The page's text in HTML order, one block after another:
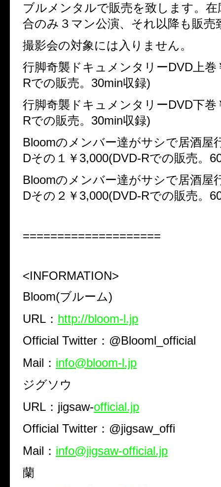
ブルメンタルで販売を致します。
合のみ３マン公演、それ以降も販売
撮影会の対象には入りません。
行脚奇襲ドキュメンタリーDVD上巻
Rでの販売。30min収録)
行脚奇襲ドキュメンタリーDVD下巻
Rでの販売。30min収録)
Bloomのメンバー達がサシで居酒屋
Dその１￥3,000(DVD-Rでの販売。
Bloomのメンバー達がサシで居酒屋
Dその２￥3,000(DVD-Rでの販売。
====================
<INFORMATION>
Bloom(ブルーム)
URL： http://bloom-l.jp
Official Twitter：@Blooml_official
Mail： info@bloom-l.jp
ジグソウ
URL：jigsaw-official.jp
Official Twitter：@jigsaw_offi
Mail： info@jigsaw-official.jp
蘭